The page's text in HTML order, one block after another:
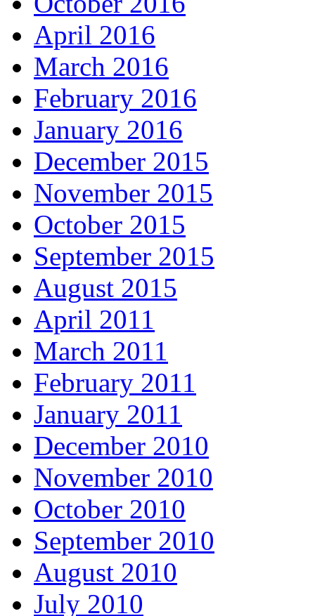
April 2016
March 2016
February 2016
January 2016
December 2015
November 2015
October 2015
September 2015
August 2015
April 2011
March 2011
February 2011
January 2011
December 2010
November 2010
October 2010
September 2010
August 2010
July 2010